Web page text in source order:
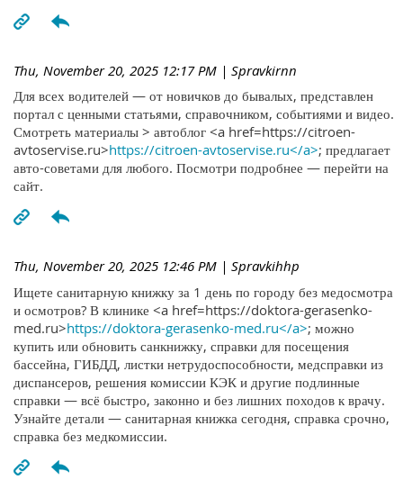
Thu, November 20, 2025 12:17 PM | Spravkirnn
Для всех водителей — от новичков до бывалых, представлен
портал с ценными статьями, справочником, событиями и видео.
Смотреть материалы > автоблог <a href=https://citroen-
avtoservise.ru>https://citroen-avtoservise.ru</a>; предлагает
авто-советами для любого. Посмотри подробнее — перейти на
сайт.
Thu, November 20, 2025 12:46 PM | Spravkihhp
Ищете санитарную книжку за 1 день по городу без медосмотра
и осмотров? В клинике <a href=https://doktora-gerasenko-
med.ru>https://doktora-gerasenko-med.ru</a>; можно
купить или обновить санкнижку, справки для посещения
бассейна, ГИБДД, листки нетрудоспособности, медсправки из
диспансеров, решения комиссии КЭК и другие подлинные
справки — всё быстро, законно и без лишних походов к врачу.
Узнайте детали — санитарная книжка сегодня, справка срочно,
справка без медкомиссии.